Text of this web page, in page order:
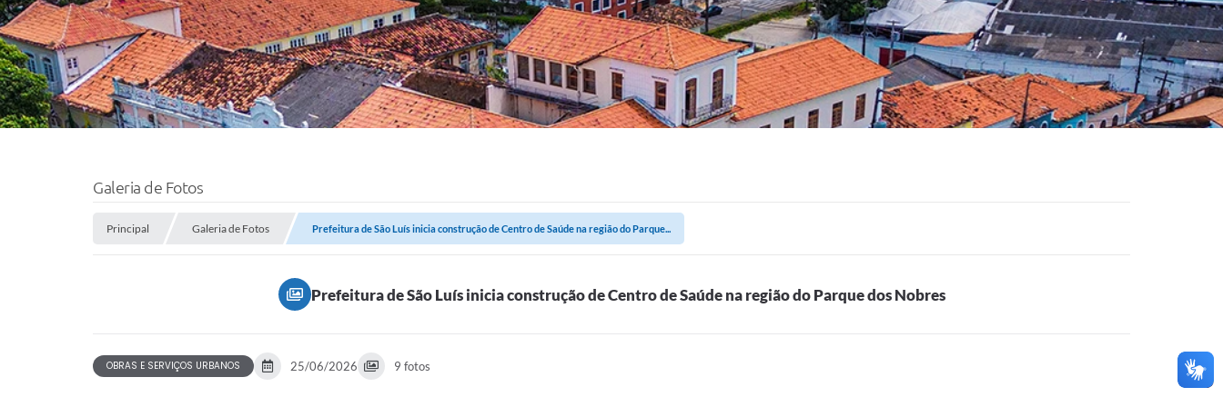
Galeria de Fotos
Principal Galeria de Fotos Prefeitura de São Luís inicia construção de Centro de Saúde na região do Parque...
Prefeitura de São Luís inicia construção de Centro de Saúde na região do Parque dos Nobres
OBRAS E SERVIÇOS URBANOS 25/06/2026 9 fotos